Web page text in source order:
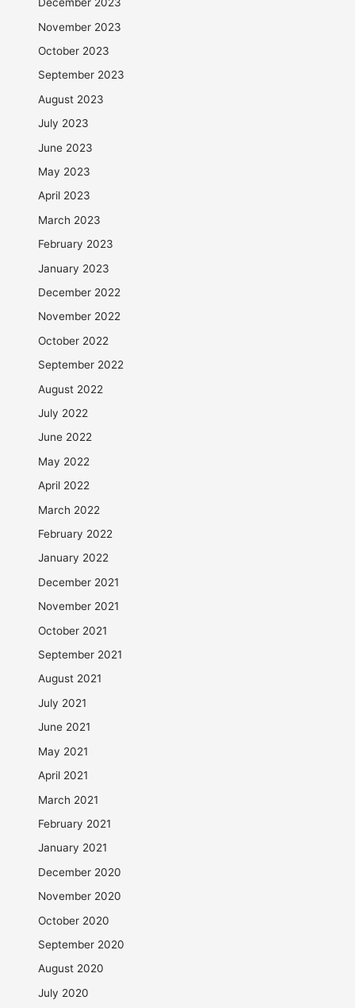
November 2023
October 2023
September 2023
August 2023
July 2023
June 2023
May 2023
April 2023
March 2023
February 2023
January 2023
December 2022
November 2022
October 2022
September 2022
August 2022
July 2022
June 2022
May 2022
April 2022
March 2022
February 2022
January 2022
December 2021
November 2021
October 2021
September 2021
August 2021
July 2021
June 2021
May 2021
April 2021
March 2021
February 2021
January 2021
December 2020
November 2020
October 2020
September 2020
August 2020
July 2020